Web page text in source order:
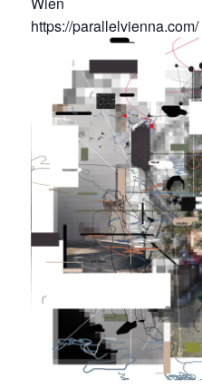
https://parallelvienna.com/